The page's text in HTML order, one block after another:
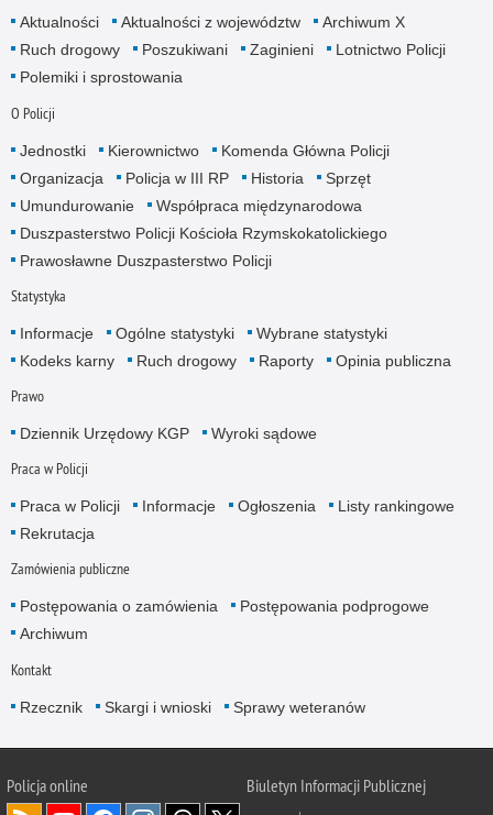
Aktualności Aktualności z województw
Archiwum X
Ruch drogowy
Poszukiwani Zaginieni
Lotnictwo Policji
Polemiki i sprostowania
O Policji
Jednostki Kierownictwo
Komenda Główna Policji
Organizacja
Policja w III RP Historia
Sprzęt
Umundurowanie
Współpraca międzynarodowa
Duszpasterstwo Policji Kościoła Rzymskokatolickiego
Prawosławne Duszpasterstwo Policji
Statystyka
Informacje Ogólne statystyki
Wybrane statystyki
Kodeks karny
Ruch drogowy Raporty Opinia publiczna
Prawo
Dziennik Urzędowy KGP Wyroki sądowe
Praca w Policji
Praca w Policji Informacje Ogłoszenia
Listy rankingowe
Rekrutacja
Zamówienia publiczne
Postępowania o zamówienia
Postępowania podprogowe
Archiwum
Kontakt
Rzecznik Skargi i wnioski Sprawy weteranów
Policjaonline
Biuletyn Informacji Publicznej